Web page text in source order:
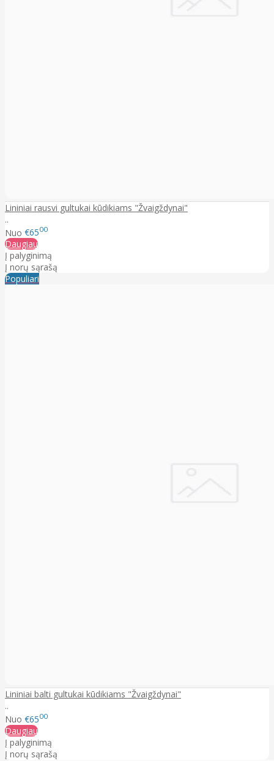
Lininiai rausvi gultukai kūdikiams "Žvaigždynai"
..
Nuo €6500
Daugiau
Į palyginimą
Į norų sąrašą
Populiari
Lininiai balti gultukai kūdikiams "Žvaigždynai"
..
Nuo €6500
Daugiau
Į palyginimą
Į norų sąrašą